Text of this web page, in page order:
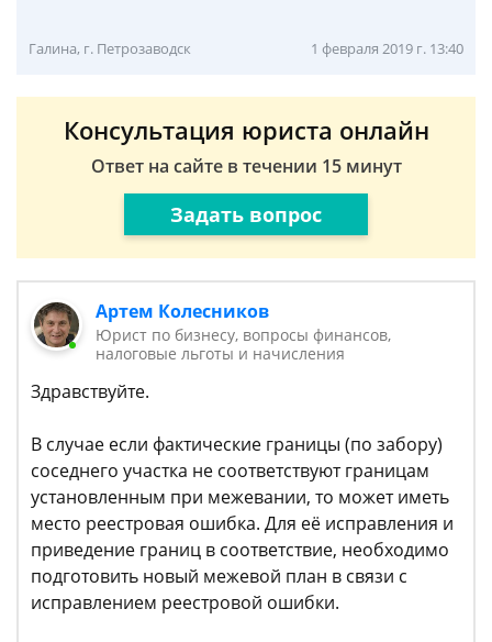
Галина, г. Петрозаводск 1 февраля 2019 г. 13:40
Консультация юриста онлайн
Ответ на сайте в течении 15 минут
Задать вопрос
Артем Колесников
Юрист по бизнесу, вопросы финансов,
налоговые льготы и начисления
Здравствуйте.
В случае если фактические границы (по забору)
соседнего участка не соответствуют границам
установленным при межевании, то может иметь
место реестровая ошибка. Для её исправления и
приведение границ в соответствие, необходимо
подготовить новый межевой план в связи с
исправлением реестровой ошибки.